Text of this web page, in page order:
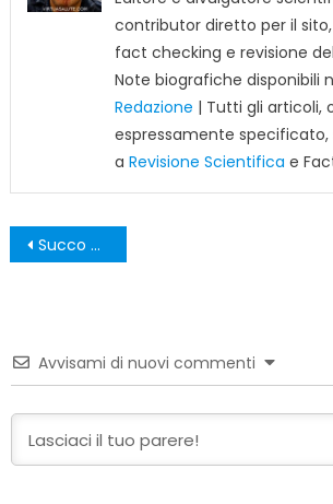
contributor diretto per il
fact checking e revisione
Note biografiche disponibili
Redazione | Tutti gli articoli,
espressamente
a Revisione Scientifica e
Navigazione
Succo di Melograno come alternativa al Viagra? No.
Avvisami di nuovi commenti